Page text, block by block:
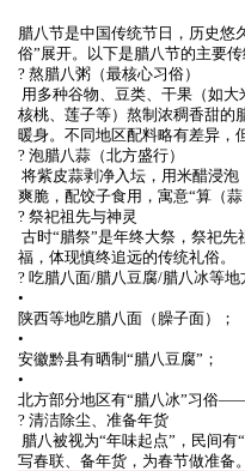
腊八节是中国传统节日，历史悠
俗”展开。以下是腊八节的主要传
? 熬腊八粥（最核心习俗）
用多种谷物、豆类、干果（如大
核桃、莲子等）熬制浓稠香甜的
暖身。不同地区配料略有差异，
? 泡腊八蒜（北方盛行）
将紫皮蒜剥净入坛，用米醋浸
爽脆，配饺子食用，寓意“算（蒜
? 祭祀祖先与神灵
古时“腊祭”是年终大祭，祭祀
福，体现慎终追远的传统礼俗。
? 吃腊八面/腊八豆腐/腊八冰等地
•
陕西等地吃腊八面（臊子面）；
•
安徽黔县有晒制“腊八豆腐”；
•
北方部分地区有“腊八冰”习俗
? 清洁除尘、准备年货
腊八被视为“年味起点”，民间有
写春联、备年货，为春节做准备。